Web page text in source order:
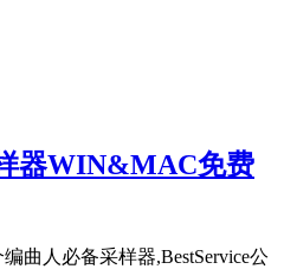
器WIN&MAC免费
曲人必备采样器,BestService公